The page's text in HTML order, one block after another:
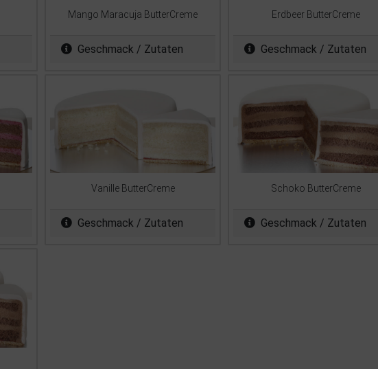
Mango Maracuja ButterCreme
Geschmack / Zutaten
Erdbeer ButterCreme
Geschmack / Zutaten
Vanille ButterCreme
Geschmack / Zutaten
Schoko ButterCreme
Geschmack / Zutaten